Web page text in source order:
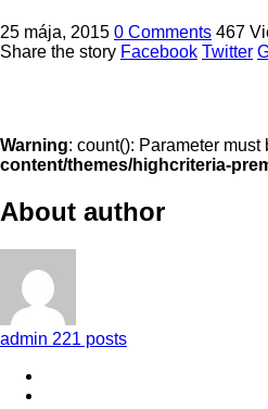
25 mája, 2015 0 Comments 467
Share the story Facebook Twitter
Warning: count(): Parameter
content/themes/highcriteria-
About author
admin 221 posts